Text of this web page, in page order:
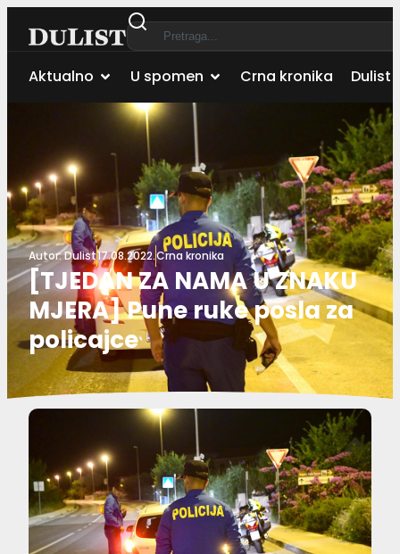
Aktualno U spomen Crna kronika Dulist
Autor:Dulist17.08.2022.Crna kronika
[TJEDAN ZA NAMA U ZNAKU
MJERA] Pune ruke posla za
policajce